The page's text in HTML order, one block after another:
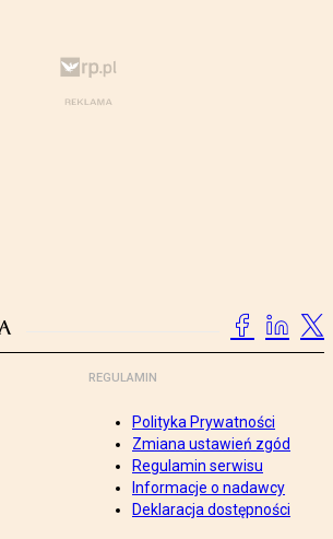
REGULAMIN
Polityka Prywatności
Zmiana ustawień zgód
Regulamin serwisu
Informacje o nadawcy
Deklaracja dostępności